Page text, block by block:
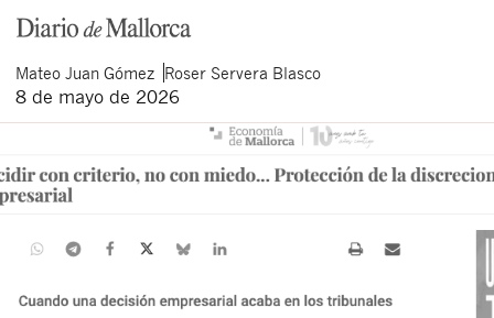
Mateo Juan Gómez Roser Servera Blasco
8 de mayo de 2026